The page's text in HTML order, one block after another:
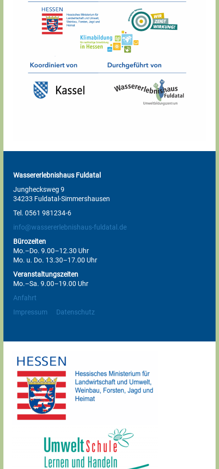
Wassererlebnishaus Fuldatal
Junghecksweg 9
34233 Fuldatal-Simmershausen
Tel. 0561 981234-6
info@wassererlebnishaus-fuldatal.de
Bürozeiten
Mo.–Do. 9.00–12.30 Uhr
Mo. u. Do. 13.30–17.00 Uhr
Veranstaltungszeiten
Mo.–Sa. 9.00–19.00 Uhr
Anfahrt
Impressum
Datenschutz